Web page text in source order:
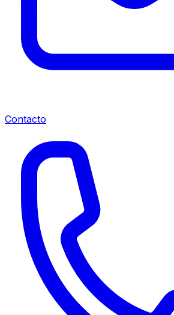
Contacto